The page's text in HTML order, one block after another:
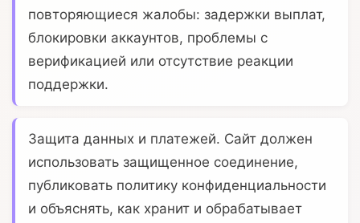
повторяющиеся жалобы: задержки выплат,
блокировки аккаунтов, проблемы с
верификацией или отсутствие реакции
поддержки.
Защита данных и платежей. Сайт должен
использовать защищенное соединение,
публиковать политику конфиденциальности
и объяснять, как хранит и обрабатывает